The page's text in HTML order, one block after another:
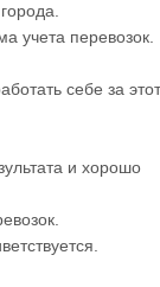
учета перевозок.
себе за этот
и хорошо